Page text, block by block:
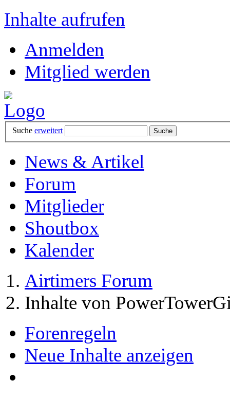
Inhalte aufrufen
Anmelden
Mitglied werden
Suche erweitert
News & Artikel
Forum
Mitglieder
Shoutbox
Kalender
Airtimers Forum
Inhalte von
Forenregeln
Neue Inhalte anzeigen